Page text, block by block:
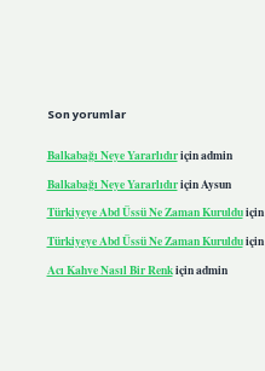
Son yorumlar
Balkabağı Neye Yararlıdıriçinadmin
Balkabağı Neye Yararlıdıriçin Aysun
Türkiyeye Abd Üssü Ne Zaman Kurulduiçin
Türkiyeye Abd Üssü Ne Zaman Kurulduiçin
Acı Kahve Nasıl Bir Renkiçinadmin